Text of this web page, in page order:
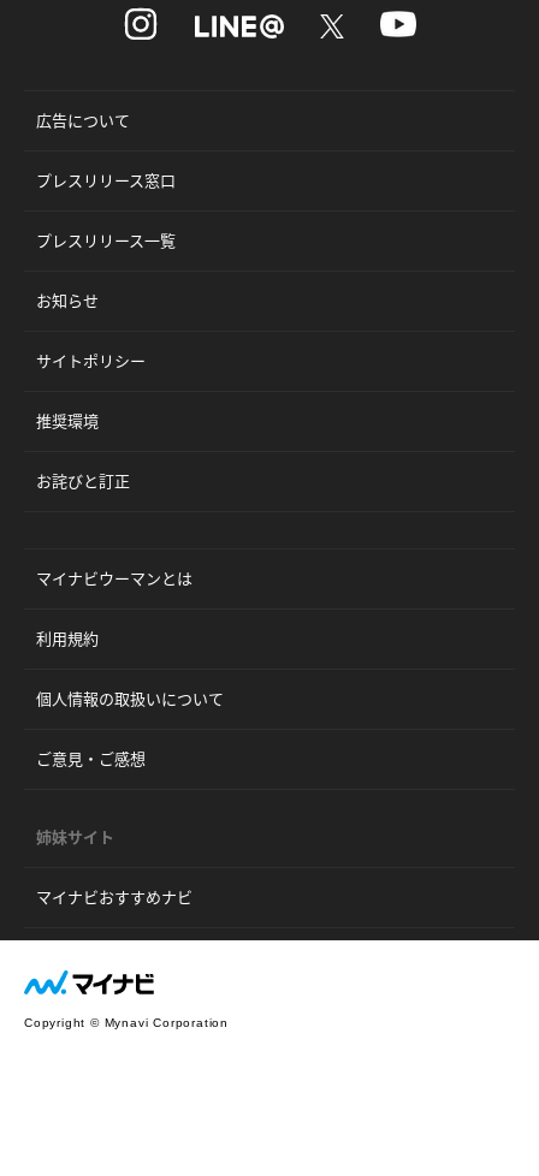
広告について
プレスリリース窓口
プレスリリース一覧
お知らせ
サイトポリシー
推奨環境
お詫びと訂正
マイナビウーマンとは
利用規約
個人情報の取扱いについて
ご意見・ご感想
姉妹サイト
マイナビおすすめナビ
Copyright © Mynavi Corporation